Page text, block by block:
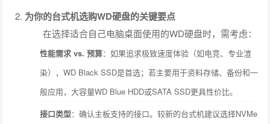
为你的台式机选购WD硬盘的关键要点
在选择适合自己电脑桌面使用的WD硬盘时，需考虑：
性能需求 vs. 预算：如果追求极致速度体验（如电竞、专业渲
染），WD Black SSD是首选；若主要用于资料存储、备份和一
般应用，大容量WD Blue HDD或SATA SSD更具性价比。
接口类型：确认主板支持的接口。较新的台式机建议选择NVMe